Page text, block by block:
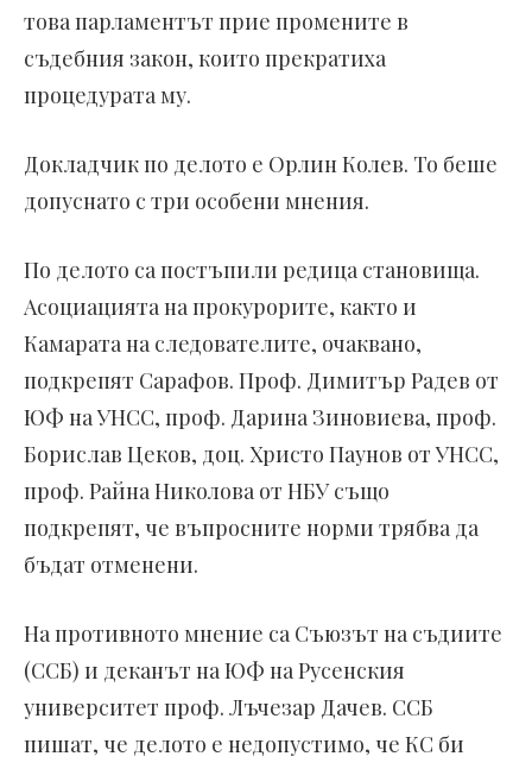
това парламентът прие промените в
съдебния закон, които прекратиха
процедурата му.
Докладчик по делото е Орлин Колев. То беше
допуснато с три особени мнения.
По делото са постъпили редица становища.
Асоциацията на прокурорите, както и
Камарата на следователите, очаквано,
подкрепят Сарафов. Проф. Димитър Радев от
ЮФ на УНСС, проф. Дарина Зиновиева, проф.
Борислав Цеков, доц. Христо Паунов от УНСС,
проф. Райна Николова от НБУ също
подкрепят, че въпросните норми трябва да
бъдат отменени.
На противното мнение са Съюзът на съдиите
(ССБ) и деканът на ЮФ на Русенския
университет проф. Лъчезар Дачев. ССБ
пишат, че делото е недопустимо, че КС би